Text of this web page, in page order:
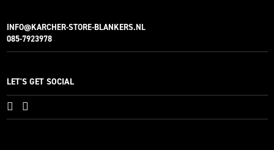
INFO@KARCHER-STORE-BLANKERS.NL
085-7923978
LET'S GET SOCIAL